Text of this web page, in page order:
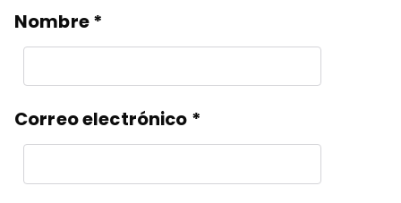
Nombre*
Correo electrónico *